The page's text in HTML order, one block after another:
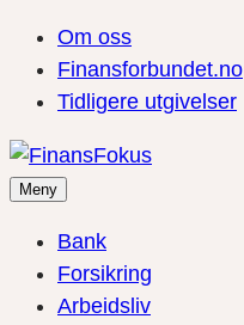
Om oss
Finansforbundet.no
Tidligere utgivelser
Meny
Bank
Forsikring
Arbeidsliv